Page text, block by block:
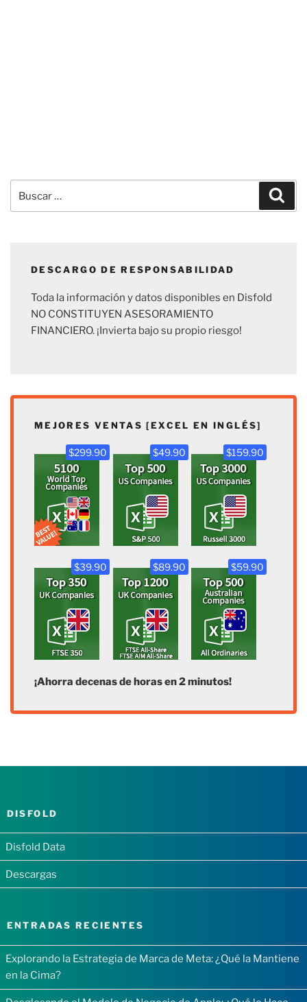
por:
DESCARGO DE RESPONSABILIDAD
Toda la información y datos disponibles en Disfold
NO CONSTITUYEN ASESORAMIENTO
FINANCIERO. ¡Invierta bajo su propio riesgo!
MEJORES VENTAS [EXCEL EN INGLÉS]
$299.90 $49.90 $159.90
$39.90 $89.90 $59.90
¡Ahorra decenas de horas en 2 minutos!
DISFOLD
Disfold Data
Descargas
ENTRADAS RECIENTES
Explorando la Estrategia de Marca de Meta: ¿Qué la Mantiene
en la Cima?